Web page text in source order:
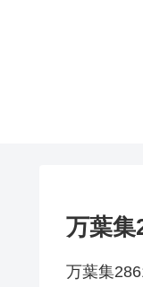
万葉集
万葉集